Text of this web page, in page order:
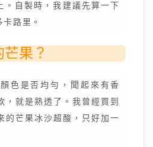
。自製時，我建議先算一下
路里。
果？
色是否均勻，聞起來有香
，就是熟透了。我曾經買到
的芒果冰沙超酸，只好加一